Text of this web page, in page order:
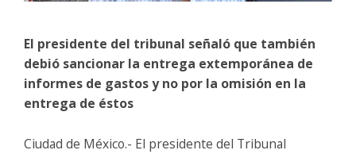
El presidente del tribunal señaló que también
debió sancionar la entrega extemporánea de
informes de gastos y no por la omisión en la
entrega de éstos
Ciudad de México.- El presidente del Tribunal